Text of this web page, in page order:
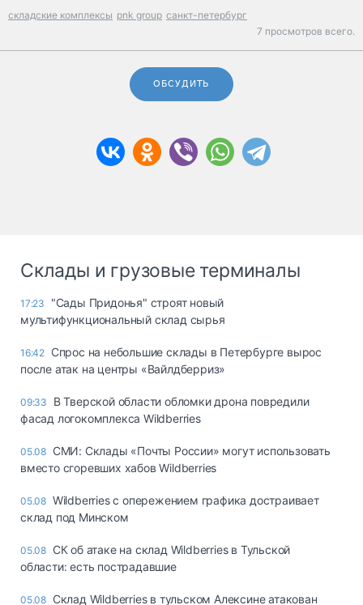
складские комплексы pnk group санкт-петербург
7 просмотров всего.
ОБСУДИТЬ
Склады и грузовые терминалы
17:23
"Сады Придонья" строят новый
мультифункциональный склад сырья
16:42 Спрос на небольшие склады в Петербурге вырос
после атак на центры «Вайлдберриз»
09:33
В Тверской области обломки дрона повредили
фасад логокомплекса Wildberries
05.08 СМИ: Склады «Почты России» могут использовать
вместо сгоревших хабов Wildberries
05.08 Wildberries с опережением графика достраивает
склад под Минском
05.08 СК об атаке на склад Wildberries в Тульской
области: есть пострадавшие
05.08 Склад Wildberries в тульском Алексине атакован